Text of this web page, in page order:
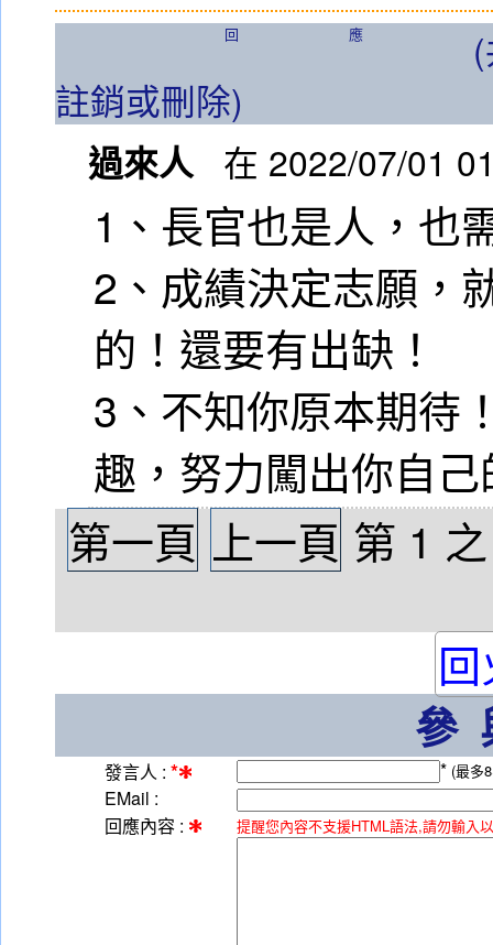
回應
註銷或刪除)
過來人 在 2022/07/01
1、長官也是人，也
2、成績決定志願，
的！還要有出缺！
3、不知你原本期待
趣，努力闖出你自
第一頁 上一頁 第 1
* (最多
發言人 : *
EMail :
提醒您內容不支援HTML語法,請勿輸入
回應內容 :